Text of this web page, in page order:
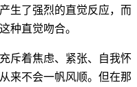
生了强烈的直觉反应，而
种直觉吻合。
斥着焦虑、紧张、自我怀
来不会一帆风顺。但在那